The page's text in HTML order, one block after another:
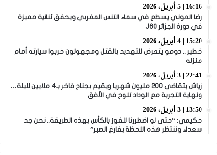
16:16 | 5 أبريل، 2026
رضا العوني يسطع في سماء التنس المغربي ويحقق ثنائية مميزة
في دورة الجزائر J60
15:20 | 4 أبريل، 2026
خطير .. دومو يتعرض للتهديد بالقتل ومجهولون خربوا سيارته أمام
منزله
22:41 | 3 أبريل، 2026
زياش يتقاضى 200 مليون شهريا ويقيم بجناح فاخر بـ4 ملايين لليلة…
ونهاية التجربة مع الوداد تلوح في الأفق
13:50 | 3 أبريل، 2026
حكيمي: “حتى لو اضطررنا للفوز بالكأس بهذه الطريقة.. نحن جد
سعداء وننتظر هذه اللحظة بفارغ الصبر”